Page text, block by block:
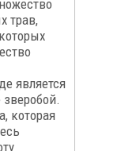
трав,
является
зверобой.
которая